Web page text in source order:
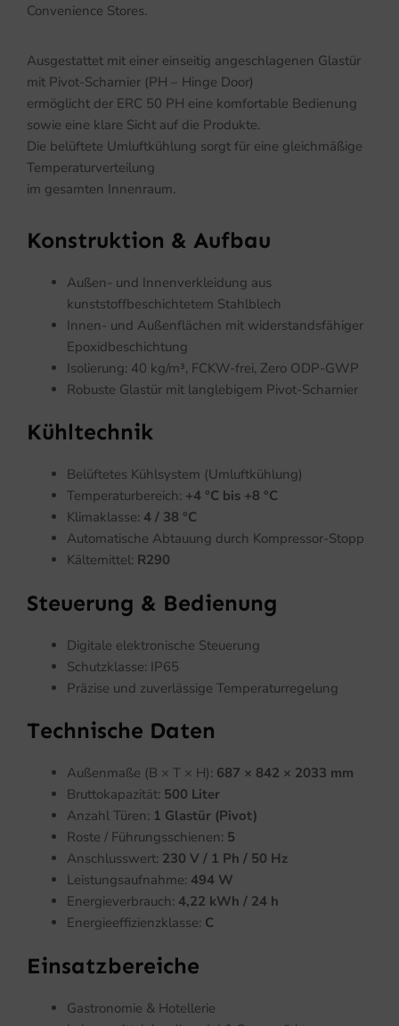
Convenience Stores.
Ausgestattet mit einer einseitig angeschlagenen Glastür
mit Pivot-Scharnier (PH – Hinge Door)
ermöglicht der ERC 50 PH eine komfortable Bedienung
sowie eine klare Sicht auf die Produkte.
Die belüftete Umluftkühlung sorgt für eine gleichmäßige
Temperaturverteilung
im gesamten Innenraum.
Konstruktion & Aufbau
Außen- und Innenverkleidung aus
kunststoffbeschichtetem Stahlblech
Innen- und Außenflächen mit widerstandsfähiger
Epoxidbeschichtung
Isolierung: 40 kg/m³, FCKW-frei, Zero ODP-GWP
Robuste Glastür mit langlebigem Pivot-Scharnier
Kühltechnik
Belüftetes Kühlsystem (Umluftkühlung)
Temperaturbereich: +4 °C bis +8 °C
Klimaklasse: 4 / 38 °C
Automatische Abtauung durch Kompressor-Stopp
Kältemittel: R290
Steuerung & Bedienung
Digitale elektronische Steuerung
Schutzklasse: IP65
Präzise und zuverlässige Temperaturregelung
Technische Daten
Außenmaße (B × T × H): 687 × 842 × 2033 mm
Bruttokapazität: 500 Liter
Anzahl Türen: 1 Glastür (Pivot)
Roste / Führungsschienen: 5
Anschlusswert: 230 V / 1 Ph / 50 Hz
Leistungsaufnahme: 494 W
Energieverbrauch: 4,22 kWh / 24 h
Energieeffizienzklasse: C
Einsatzbereiche
Gastronomie & Hotellerie